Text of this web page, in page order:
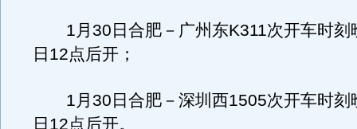
1月30日合肥－广州东K311次开车时刻
日12点后开；
1月30日合肥－深圳西1505次开车时刻
日12点后开。